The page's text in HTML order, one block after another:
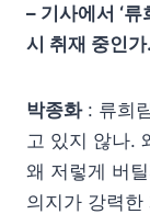
– 기사에서 ‘
시 취재 중인가.
박종화: 류희
고 있지 않나.
왜 저렇게 버
의지가 강력